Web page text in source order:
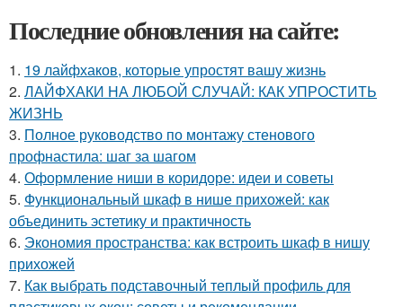
Последние обновления на сайте:
1. 19 лайфхаков, которые упростят вашу жизнь
2. ЛАЙФХАКИ НА ЛЮБОЙ СЛУЧАЙ: КАК УПРОСТИТЬ
ЖИЗНЬ
3. Полное руководство по монтажу стенового
профнастила: шаг за шагом
4. Оформление ниши в коридоре: идеи и советы
5. Функциональный шкаф в нише прихожей: как
объединить эстетику и практичность
6. Экономия пространства: как встроить шкаф в нишу
прихожей
7. Как выбрать подставочный теплый профиль для